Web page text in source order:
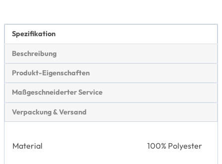
Spezifikation
Beschreibung
Produkt-Eigenschaften
Maßgeschneiderter Service
Verpackung & Versand
Material 100% Polyester